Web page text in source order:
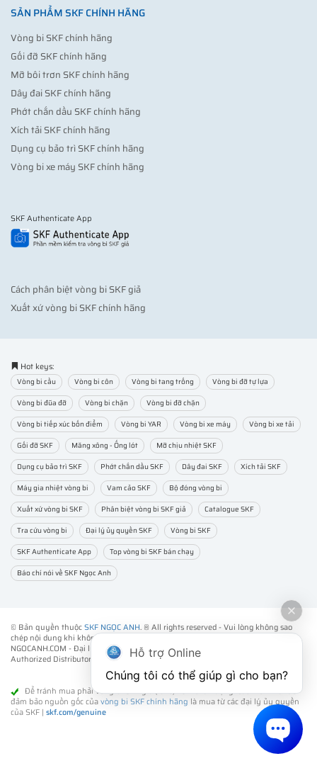
SẢN PHẨM SKF CHÍNH HÃNG
Vòng bi SKF chính hãng
Gối đỡ SKF chính hãng
Mỡ bôi trơn SKF chính hãng
Dây đai SKF chính hãng
Phớt chắn dầu SKF chính hãng
Xích tải SKF chính hãng
Dụng cụ bảo trì SKF chính hãng
Vòng bi xe máy SKF chính hãng
SKF Authenticate App
Cách phân biệt vòng bi SKF giả
Xuất xứ vòng bi SKF chính hãng
Hot keys:
Vòng bi cầu Vòng bi côn Vòng bi tang trống
Vòng bi đỡ tự lựa
Vòng bi đũa đỡ
Vòng bi chặn
Vòng bi đỡ chặn
Vòng bi tiếp xúc bốn điểm
Vòng bi YAR Vòng bi xe máy
Vòng bi xe tải
Gối đỡ SKF
Măng xông - Ống lót
Mỡ chịu nhiệt SKF
Dụng cụ bảo trì SKF
Phớt chắn dầu SKF Dây đai SKF
Xích tải SKF
Máy gia nhiệt vòng bi
Vam cảo SKF
Bộ đóng vòng bi
Xuất xứ vòng bi SKF
Phân biệt vòng bi SKF giả
Catalogue SKF
Tra cứu vòng bi
Đại lý ủy quyền SKF
Vòng bi SKF
SKF Authenticate App
Top vòng bi SKF bán chạy
Báo chí nói về SKF Ngọc Anh
© Bản quyền thuộcSKF NGỌC ANH. ® All rights reserved - Vui lòng không sao
chép nội dung khi không được sự đồng ý của chúng tôi.
NGOCANH.COM - Đại lý ủy quyền vòng bi bạc đạn SKF chính hãng -
Authorized Distributor - Phân phối các sản phẩm SKF chính hãng tại Việt Nam.
Để tránh mua phải vòng bi SKF giả (fake) kém chất lượng. Cách tốt nhất để
đảm bảo nguồn gốc củavòng bi SKF chính hãng là mua từ các đại lý ủy quyền
của SKF | skf.com/genuine
Hỗ trợ Online
Chúng tôi có thể giúp gì cho bạn?